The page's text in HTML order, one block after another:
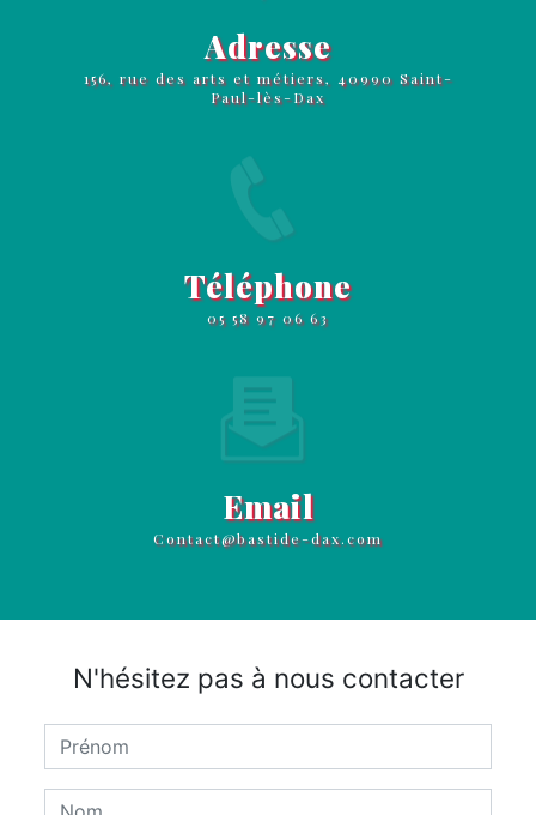
Adresse
156, rue des arts et métiers, 40990 Saint-
Paul-lès-Dax
Téléphone
05 58 97 06 63
Email
contact@bastide-dax.com
N'hésitez pas à nous contacter